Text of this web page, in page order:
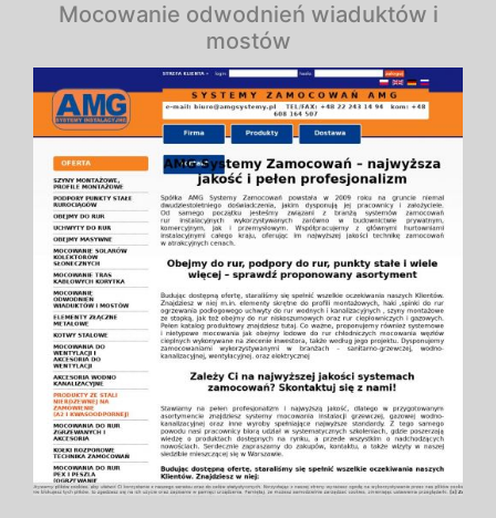
Mocowanie odwodnień wiaduktów i
mostów